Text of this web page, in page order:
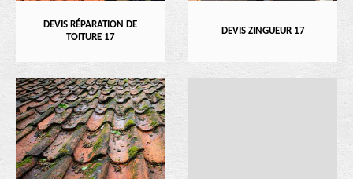
DEVIS RÉPARATION DE
TOITURE 17
DEVIS ZINGUEUR 17